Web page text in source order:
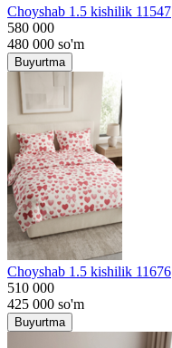
Choyshab 1.5 kishilik 11547
580 000
480 000 so'm
Buyurtma
Choyshab 1.5 kishilik 11676
510 000
425 000 so'm
Buyurtma